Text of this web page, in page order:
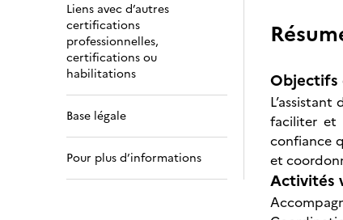
Liens avec d’autres
certifications
professionnelles,
certifications ou
habilitations
Base légale
Pour plus d’informations
faciliter et
confiance
et
Activités